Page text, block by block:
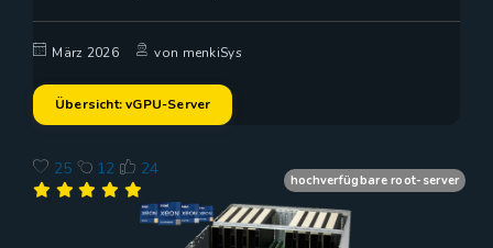
März 2026 von menkiSys
Übersicht: vGPU-Server
25 12 24
hochverfügbare root-server